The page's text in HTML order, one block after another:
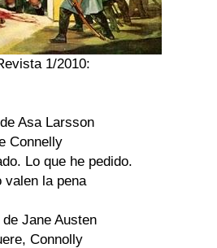
1/2010:
Asa Larsson
Connelly
Lo que he pedido.
valen la pena
Jane Austen
Connolly